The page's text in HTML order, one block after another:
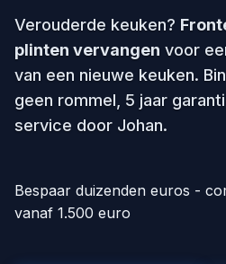
Verouderde keuken?
plinten vervangen voor
van een nieuwe keuken.
geen rommel, 5 jaar
service door Johan.
Bespaar duizenden euros -
vanaf 1.500 euro